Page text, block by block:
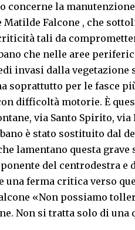
concerne la
Matilde Falcone , che
tali da
che nelle aree
invasi dalla
soprattutto per le fasce
difficoltà motorie. È
via Santo Spirito,
è stato sostituito dal
lamentano questa grave
del centrodestra
una ferma critica verso
«Non possiamo
Non si tratta solo di una